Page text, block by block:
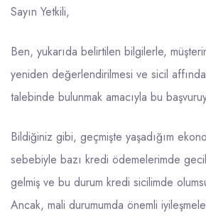
Sayın Yetkili,
Ben, yukarıda belirtilen bilgilerle,
yeniden değerlendirilmesi ve sicil
talebinde bulunmak amacıyla bu
Bildiğiniz gibi, geçmişte yaşadığım
sebebiyle bazı kredi ödemelerimde
gelmiş ve bu durum kredi sicilimde
Ancak, mali durumumda önemli